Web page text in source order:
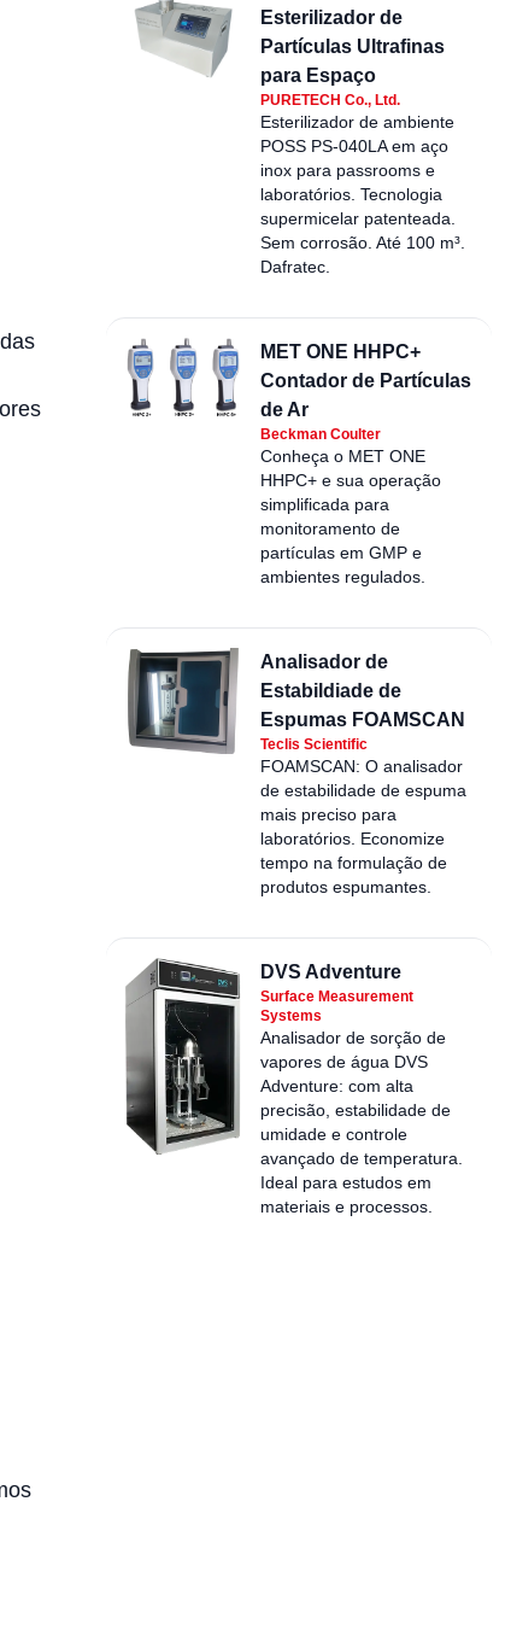
Esterilizador de
Partículas Ultrafinas
para Espaço
PURETECH Co., Ltd.
Esterilizador de ambiente
POSS PS-040LA em aço
inox para passrooms e
laboratórios. Tecnologia
supermicelar patenteada.
Sem corrosão. Até 100 m³.
Dafratec.
MET ONE HHPC+
Contador de Partículas
de Ar
Beckman Coulter
Conheça o MET ONE
HHPC+ e sua operação
simplificada para
monitoramento de
partículas em GMP e
ambientes regulados.
Analisador de
Estabildiade de
Espumas FOAMSCAN
Teclis Scientific
FOAMSCAN: O analisador
de estabilidade de espuma
mais preciso para
laboratórios. Economize
tempo na formulação de
produtos espumantes.
DVS Adventure
Surface Measurement
Systems
Analisador de sorção de
vapores de água DVS
Adventure: com alta
precisão, estabilidade de
umidade e controle
avançado de temperatura.
Ideal para estudos em
materiais e processos.